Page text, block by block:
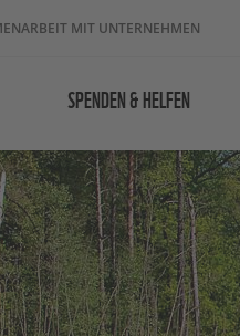
MIT UNTERNEHMEN
SPENDEN & HELFEN